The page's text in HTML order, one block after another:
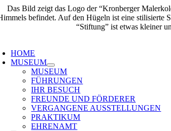
Zum
Inhalt
HOME
MUSEUM
MUSEUM
FÜHRUNGEN
IHR BESUCH
FREUNDE UND FÖRDERER
VERGANGENE AUSSTELLUNGEN
PRAKTIKUM
EHRENAMT